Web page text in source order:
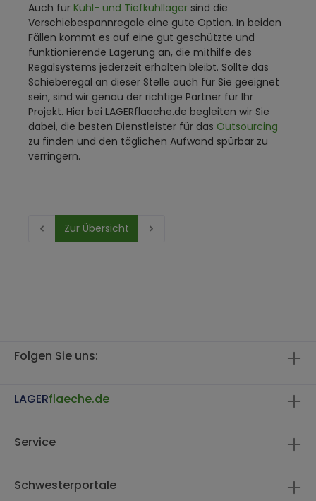
Auch für Kühl- und Tiefkühllager sind die
Verschiebespannregale eine gute Option. In beiden
Fällen kommt es auf eine gut geschützte und
funktionierende Lagerung an, die mithilfe des
Regalsystems jederzeit erhalten bleibt. Sollte das
Schieberegal an dieser Stelle auch für Sie geeignet
sein, sind wir genau der richtige Partner für Ihr
Projekt. Hier bei LAGERflaeche.de begleiten wir Sie
dabei, die besten Dienstleister für das Outsourcing
zu finden und den täglichen Aufwand spürbar zu
verringern.
Zur Übersicht
Folgen Sie uns:
LAGERflaeche.de
Service
Schwesterportale